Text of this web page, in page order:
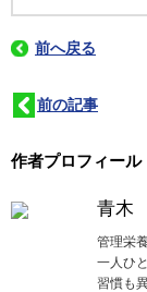
前へ戻る
前の記事
作者プロフィール
青木
管理栄養
一人ひ
習慣も